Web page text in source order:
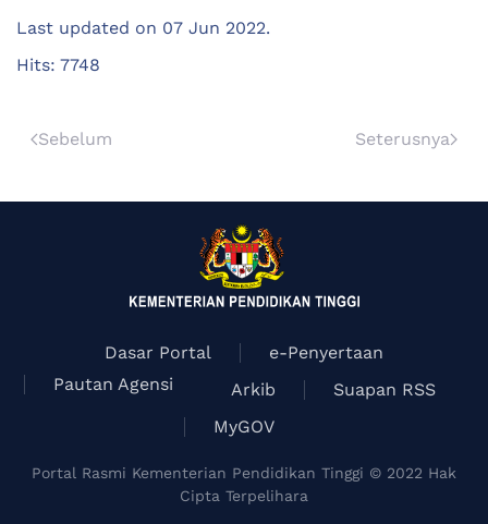
Last updated on 07 Jun 2022.
Hits: 7748
Sebelum Seterusnya
Dasar Portal
e-Penyertaan
Pautan Agensi
Arkib
Suapan RSS
MyGOV
Portal Rasmi Kementerian Pendidikan Tinggi © 2022 Hak
Cipta Terpelihara